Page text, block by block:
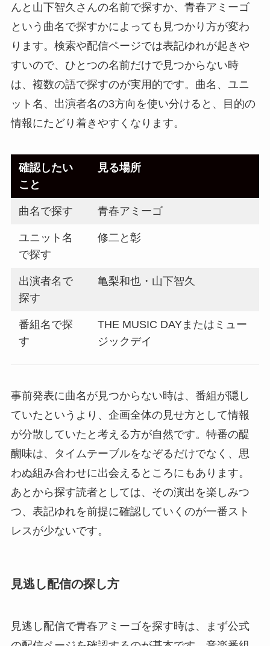
んと山下智久さんの名前で探すか、青春アミーゴ
という曲名で探すかによっても見つかり方が変わ
ります。検索や配信ページでは表記ゆれが起きや
すいので、ひとつの名前だけで見つからない時
は、複数の語で探すのが実用的です。曲名、ユニ
ット名、出演者名の3方向を使い分けると、目的の
情報にたどり着きやすくなります。
確認したい
こと
見る場所
曲名で探す 青春アミーゴ
ユニット名
で探す
修二と彰
出演者名で
探す
亀梨和也・山下智久
番組名で探
す
THE MUSIC DAYまたはミュー
ジックデイ
事前発表に曲名が見つからない時は、番組が隠し
ていたというより、企画全体の見せ方として情報
が分散していたと考える方が自然です。特番の醍
醐味は、タイムテーブルをなぞるだけでなく、思
わぬ組み合わせに出会えるところにもあります。
あとから探す読者としては、その演出を楽しみつ
つ、表記ゆれを前提に確認していくのが一番スト
レスが少ないです。
見逃し配信の探し方
見逃し配信で青春アミーゴを探す時は、まず公式